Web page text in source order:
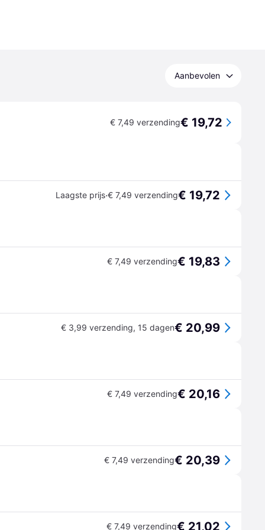
Aanbevolen
€ 7,49 verzending€ 19,72
Laagste prijs·€ 7,49 verzending€ 19,72
€ 7,49 verzending€ 19,83
€ 3,99 verzending, 15 dagen€ 20,99
€ 7,49 verzending€ 20,16
€ 7,49 verzending€ 20,39
€ 7,49 verzending€ 21,02